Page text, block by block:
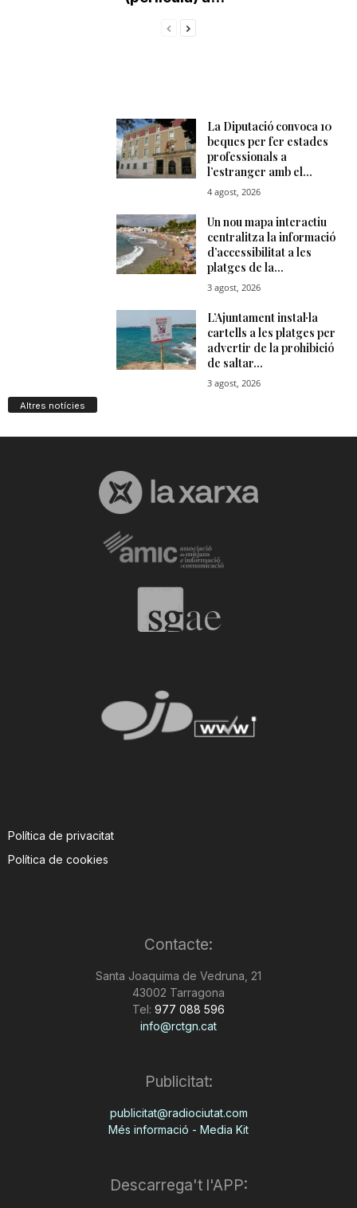
Altres notícies
Política de privacitat
Política de cookies
Contacte:
Santa Joaquima de Vedruna, 21
43002 Tarragona
Tel: 977 088 596
info@rctgn.cat
Publicitat:
publicitat@radiociutat.com
Més informació - Media Kit
Descarrega't l'APP: